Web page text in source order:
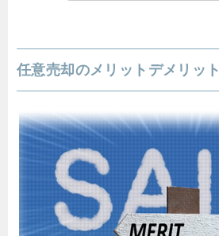
任意売却のメリットデメリット